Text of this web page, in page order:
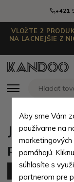
+421
VLOŽTE 2
NA LACNEJŠIE Z
prírodnej
(3 produktov)
Aby sme Vám
používame na
pomáhajú.
súhlasíte s
partnerom pre